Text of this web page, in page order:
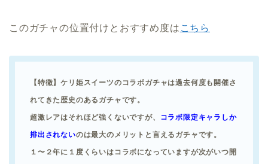
このガチャの位置付けとおすすめ度は こちら
【特徴】ケリ姫スイーツのコラボガチャは過去何度も開催さ
れてきた歴史のあるガチャです。
超激レアはそれほど強くないですが、 コラボ限定キャラしか
排出されないのは最大のメリットと言えるガチャです。
１〜２年に１度くらいはコラボになっていますが次がいつ開